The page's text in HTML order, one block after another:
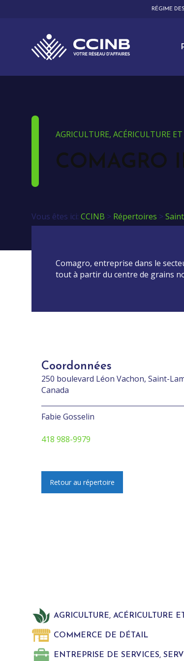
RÉGIME
AGRICULTURE, ACÉRICULTURE
COMAGRO
Vous êtes ici: CCINB > Répertoires >
Comagro, entreprise dans le
tout à partir du centre de grains
Coordonnées
250 boulevard Léon Vachon, Saint-
Canada
Fabie Gosselin
418 988-9979
Retour au répertoire
AGRICULTURE, ACÉRICULTURE
COMMERCE DE DÉTAIL
ENTREPRISE DE SERVICES,